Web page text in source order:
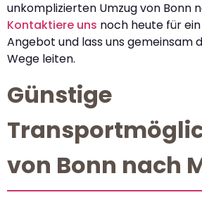
unkomplizierten Umzug von Bonn
Kontaktiere uns noch heute für
Angebot und lass uns gemeinsam
Wege leiten.
Günstige
von Bonn nach